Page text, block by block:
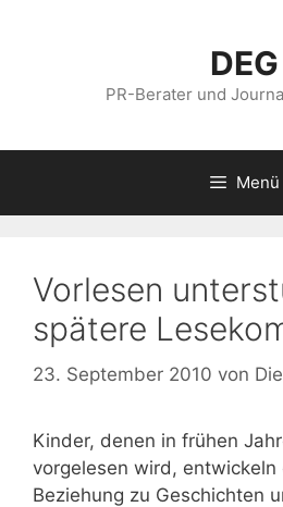
DEG
PR-Berater und
Menü
Vorlesen
spätere
23. September 2010 von
Kinder, denen in frühen
vorgelesen wird, entwickeln
Beziehung zu Geschichten